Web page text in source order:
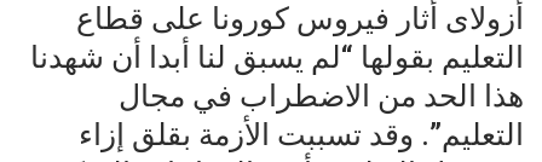
أزولاى أثار فيروس كورونا على قطاع
التعليم بقولها “لم يسبق لنا أبدا أن شهدنا
هذا الحد من الاضطراب في مجال
التعليم”. وقد تسببت الأزمة بقلق إزاء